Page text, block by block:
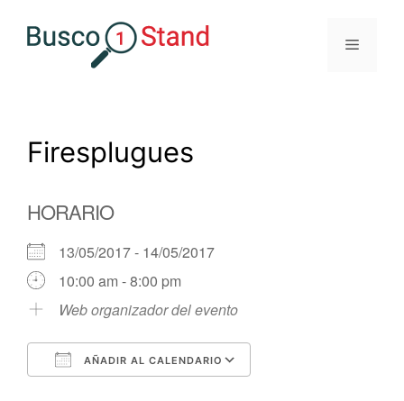
Menú
Firesplugues
HORARIO
13/05/2017 - 14/05/2017
10:00 am - 8:00 pm
Web organizador del evento
AÑADIR AL CALENDARIO